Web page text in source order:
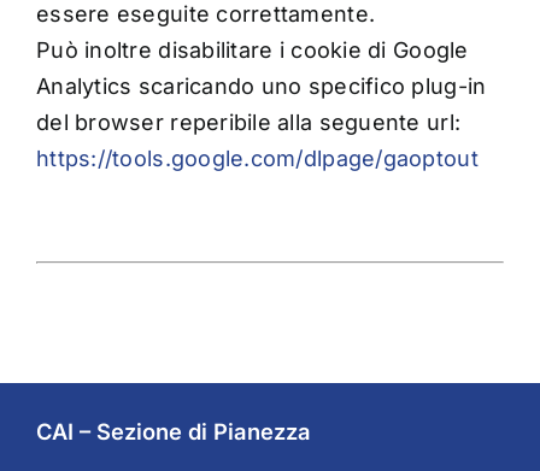
essere eseguite correttamente.
Può inoltre disabilitare i cookie di Google
Analytics scaricando uno specifico plug-in
del browser reperibile alla seguente url:
https://tools.google.com/dlpage/gaoptout
CAI – Sezione di Pianezza